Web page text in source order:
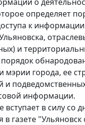
определяет
к
и
мэрии города, ее
и
информации.
вступает в силу со
в газете "Ульяновск